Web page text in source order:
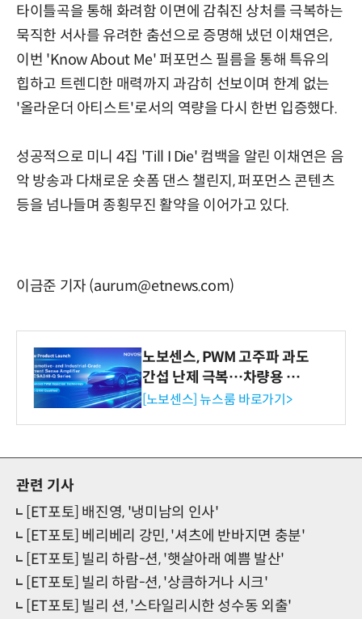
타이틀곡을 통해 화려함 이면에 감춰진 상처를 극복하는
묵직한 서사를 유려한 춤선으로 증명해 냈던 이채연은,
이번 'Know About Me' 퍼포먼스 필름을 통해 특유의
힙하고 트렌디한 매력까지 과감히 선보이며 한계 없는
'올라운더 아티스트'로서의 역량을 다시 한번 입증했다.
성공적으로 미니 4집 'Till I Die' 컴백을 알린 이채연은 음
악 방송과 다채로운 숏폼 댄스 챌린지, 퍼포먼스 콘텐츠
등을 넘나들며 종횡무진 활약을 이어가고 있다.
이금준 기자 (aurum@etnews.com)
노보센스, PWM 고주파 과도
간섭 난제 극복…차량용 전
류 감지 증폭기
[노보센스] 뉴스룸 바로가기>
관련 기사
[ET포토] 배진영, '냉미남의 인사'
[ET포토] 베리베리 강민, '셔츠에 반바지면 충분'
[ET포토] 빌리 하람-션, '햇살아래 예쁨 발산'
[ET포토] 빌리 하람-션, '상큼하거나 시크'
[ET포토] 빌리 션, '스타일리시한 성수동 외출'